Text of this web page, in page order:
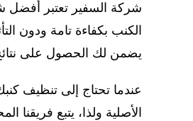
شركة السفير تعتبر أفضل
الكنب بكفاءة تامة ودون
يضمن لك الحصول على
عندما تحتاج إلى تنظيف
الأصلية ولذا، يتبع